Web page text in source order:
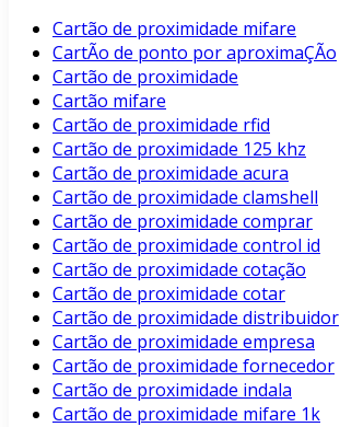
Cartão de proximidade mifare
CartÃo de ponto por aproximaÇÃo
Cartão de proximidade
Cartão mifare
Cartão de proximidade rfid
Cartão de proximidade 125 khz
Cartão de proximidade acura
Cartão de proximidade clamshell
Cartão de proximidade comprar
Cartão de proximidade control id
Cartão de proximidade cotação
Cartão de proximidade cotar
Cartão de proximidade distribuidor
Cartão de proximidade empresa
Cartão de proximidade fornecedor
Cartão de proximidade indala
Cartão de proximidade mifare 1k